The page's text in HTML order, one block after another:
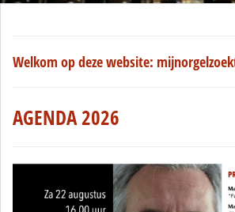
Welkom op deze website:
AGENDA 2026